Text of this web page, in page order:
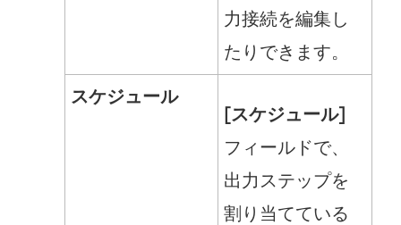
開
く
力接続を編集し
たりできます。
スケジュール
[スケジュール]
フィールドで、
出力ステップを
割り当てている